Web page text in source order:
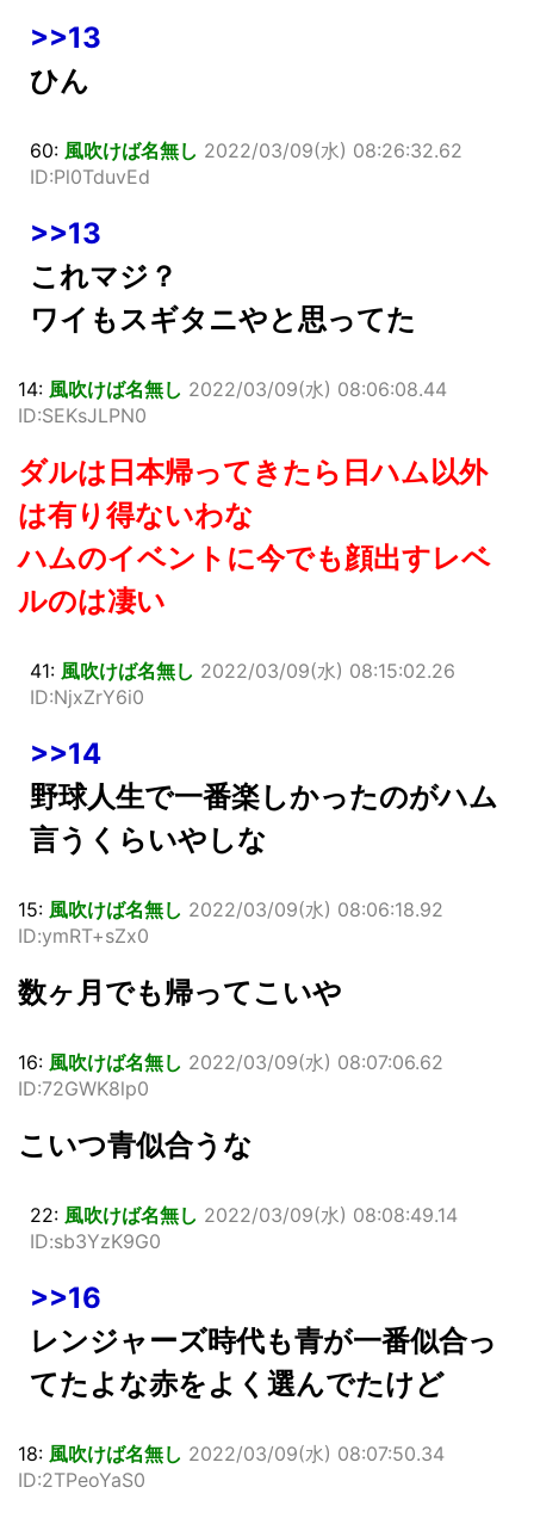
>>13
ひん
60: 風吹けば名無し 2022/03/09(水) 08:26:32.62
ID:Pl0TduvEd
>>13
これマジ？
ワイもスギタニやと思ってた
14: 風吹けば名無し 2022/03/09(水) 08:06:08.44
ID:SEKsJLPN0
ダルは日本帰ってきたら日ハム以外
は有り得ないわな
ハムのイベントに今でも顔出すレベ
ルのは凄い
41: 風吹けば名無し 2022/03/09(水) 08:15:02.26
ID:NjxZrY6i0
>>14
野球人生で一番楽しかったのがハム
言うくらいやしな
15: 風吹けば名無し 2022/03/09(水) 08:06:18.92
ID:ymRT+sZx0
数ヶ月でも帰ってこいや
16: 風吹けば名無し 2022/03/09(水) 08:07:06.62
ID:72GWK8lp0
こいつ青似合うな
22: 風吹けば名無し 2022/03/09(水) 08:08:49.14
ID:sb3YzK9G0
>>16
レンジャーズ時代も青が一番似合っ
てたよな赤をよく選んでたけど
18: 風吹けば名無し 2022/03/09(水) 08:07:50.34
ID:2TPeoYaS0